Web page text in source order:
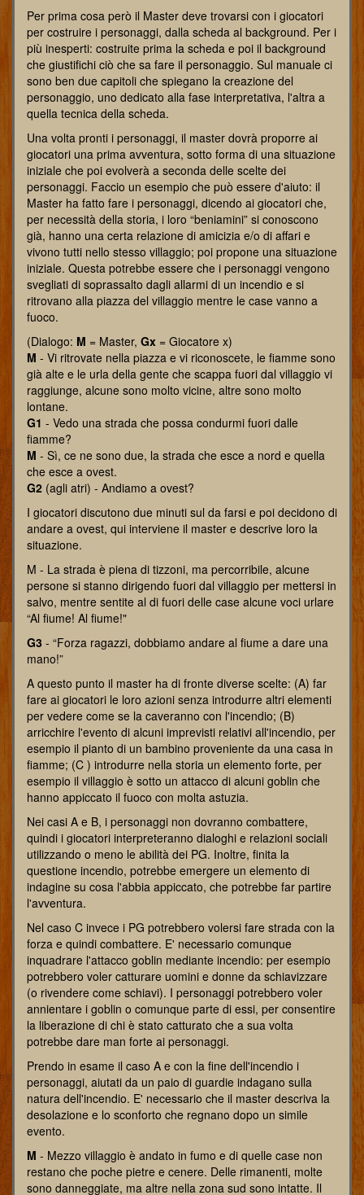
Per prima cosa però il Master deve trovarsi con i giocatori
per costruire i personaggi, dalla scheda al background. Per i
più inesperti: costruite prima la scheda e poi il background
che giustifichi ciò che sa fare il personaggio. Sul manuale ci
sono ben due capitoli che spiegano la creazione del
personaggio, uno dedicato alla fase interpretativa, l'altra a
quella tecnica della scheda.
Una volta pronti i personaggi, il master dovrà proporre ai
giocatori una prima avventura, sotto forma di una situazione
iniziale che poi evolverà a seconda delle scelte dei
personaggi. Faccio un esempio che può essere d'aiuto: il
Master ha fatto fare i personaggi, dicendo ai giocatori che,
per necessità della storia, i loro “beniamini” si conoscono
già, hanno una certa relazione di amicizia e/o di affari e
vivono tutti nello stesso villaggio; poi propone una situazione
iniziale. Questa potrebbe essere che i personaggi vengono
svegliati di soprassalto dagli allarmi di un incendio e si
ritrovano alla piazza del villaggio mentre le case vanno a
fuoco.
(Dialogo: M = Master, Gx = Giocatore x)
M - Vi ritrovate nella piazza e vi riconoscete, le fiamme sono
già alte e le urla della gente che scappa fuori dal villaggio vi
raggiunge, alcune sono molto vicine, altre sono molto
lontane.
G1 - Vedo una strada che possa condurmi fuori dalle
fiamme?
M - Sì, ce ne sono due, la strada che esce a nord e quella
che esce a ovest.
G2 (agli atri) - Andiamo a ovest?
I giocatori discutono due minuti sul da farsi e poi decidono di
andare a ovest, qui interviene il master e descrive loro la
situazione.
M - La strada è piena di tizzoni, ma percorribile, alcune
persone si stanno dirigendo fuori dal villaggio per mettersi in
salvo, mentre sentite al di fuori delle case alcune voci urlare
“Al fiume! Al fiume!"
G3 - “Forza ragazzi, dobbiamo andare al fiume a dare una
mano!”
A questo punto il master ha di fronte diverse scelte: (A) far
fare ai giocatori le loro azioni senza introdurre altri elementi
per vedere come se la caveranno con l'incendio; (B)
arricchire l'evento di alcuni imprevisti relativi all'incendio, per
esempio il pianto di un bambino proveniente da una casa in
fiamme; (C ) introdurre nella storia un elemento forte, per
esempio il villaggio è sotto un attacco di alcuni goblin che
hanno appiccato il fuoco con molta astuzia.
Nei casi A e B, i personaggi non dovranno combattere,
quindi i giocatori interpreteranno dialoghi e relazioni sociali
utilizzando o meno le abilità dei PG. Inoltre, finita la
questione incendio, potrebbe emergere un elemento di
indagine su cosa l'abbia appiccato, che potrebbe far partire
l'avventura.
Nel caso C invece i PG potrebbero volersi fare strada con la
forza e quindi combattere. E' necessario comunque
inquadrare l'attacco goblin mediante incendio: per esempio
potrebbero voler catturare uomini e donne da schiavizzare
(o rivendere come schiavi). I personaggi potrebbero voler
annientare i goblin o comunque parte di essi, per consentire
la liberazione di chi è stato catturato che a sua volta
potrebbe dare man forte ai personaggi.
Prendo in esame il caso A e con la fine dell'incendio i
personaggi, aiutati da un paio di guardie indagano sulla
natura dell'incendio. E' necessario che il master descriva la
desolazione e lo sconforto che regnano dopo un simile
evento.
M - Mezzo villaggio è andato in fumo e di quelle case non
restano che poche pietre e cenere. Delle rimanenti, molte
sono danneggiate, ma altre nella zona sud sono intatte. Il